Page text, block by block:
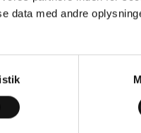
data med andre